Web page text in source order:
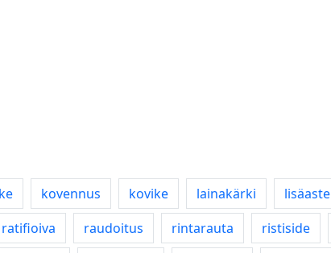
kovennus kovike lainakärki lisäaste
ratifioiva raudoitus rintarauta ristiside